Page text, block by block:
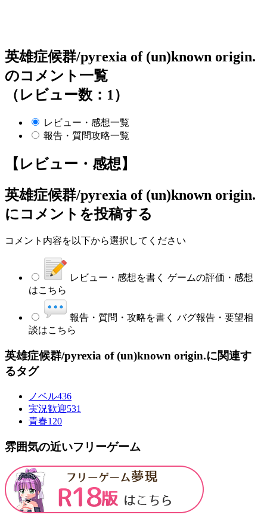
英雄症候群/pyrexia of (un)known origin.
のコメント一覧
（レビュー数：1）
レビュー・感想一覧
報告・質問攻略一覧
【レビュー・感想】
英雄症候群/pyrexia of (un)known origin.
にコメントを投稿する
コメント内容を以下から選択してください
レビュー・感想を書く ゲームの評価・感想
はこちら
報告・質問・攻略を書く バグ報告・要望相
談はこちら
英雄症候群/pyrexia of (un)known origin.に関連す
るタグ
ノベル436
実況歓迎531
青春120
雰囲気の近いフリーゲーム